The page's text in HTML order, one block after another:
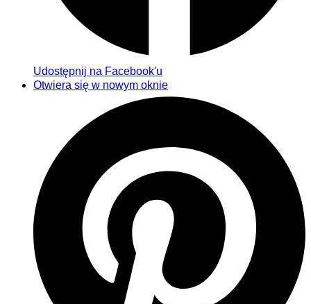
Udostępnij na Facebook'u
Otwiera się w nowym oknie